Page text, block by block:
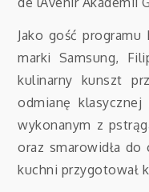
Jako gość
marki Samsung,
kulinarny kunszt
odmianę
wykonanym z
oraz smarowidła
kuchni przygotował